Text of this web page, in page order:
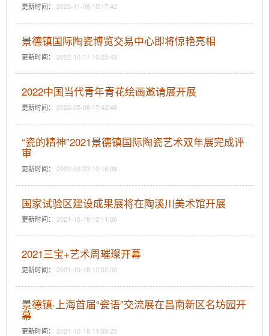
更新时间： 2022-11-08 10:17:42
景德镇国际陶瓷博览交易中心即将惊艳亮相
更新时间： 2022-10-17 10:25:43
2022中国当代青年青花绘画邀请展开展
更新时间： 2022-05-06 17:42:46
“瓷的精神”2021景德镇国际陶瓷艺术双年展完成评
审
更新时间： 2022-02-23 10:18:08
国家试验区建设成果展将在陶溪川美术馆开展
更新时间： 2021-10-18 12:11:06
2021三宝+艺术周璀璨开幕
更新时间： 2021-10-18 12:02:00
景德镇·上海首届“瓷语”交流展在昌南新区名坊园开
幕
更新时间： 2021-10-18 11:59:25